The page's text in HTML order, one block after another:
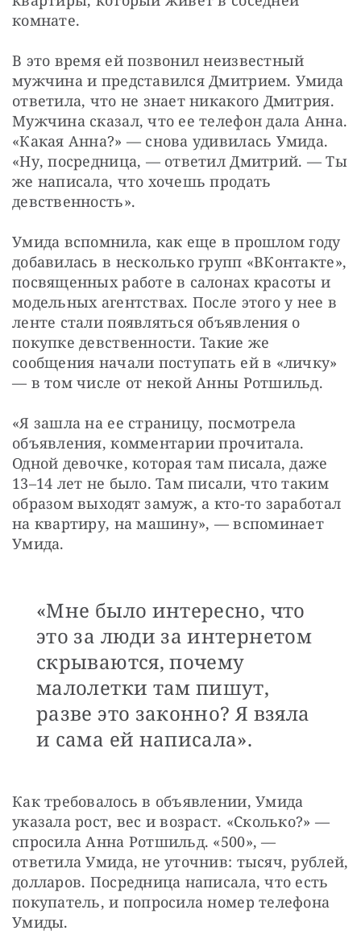
комнате.
В это время ей позвонил неизвестный
мужчина и представился Дмитрием. Умида
ответила, что не знает никакого Дмитрия.
Мужчина сказал, что ее телефон дала Анна.
«Какая Анна?» — снова удивилась Умида.
«Ну, посредница, — ответил Дмитрий. — Ты
же написала, что хочешь продать
девственность».
Умида вспомнила, как еще в прошлом году
добавилась в несколько групп «ВКонтакте»,
посвященных работе в салонах красоты и
модельных агентствах. После этого у нее в
ленте стали появляться объявления о
покупке девственности. Такие же
сообщения начали поступать ей в «личку»
— в том числе от некой Анны Ротшильд.
«Я зашла на ее страницу, посмотрела
объявления, комментарии прочитала.
Одной девочке, которая там писала, даже
13–14 лет не было. Там писали, что таким
образом выходят замуж, а кто-то заработал
на квартиру, на машину», — вспоминает
Умида.
«Мне было интересно, что
это за люди за интернетом
скрываются, почему
малолетки там пишут,
разве это законно? Я взяла
и сама ей написала».
Как требовалось в объявлении, Умида
указала рост, вес и возраст. «Сколько?» —
спросила Анна Ротшильд. «500», —
ответила Умида, не уточнив: тысяч, рублей,
долларов. Посредница написала, что есть
покупатель, и попросила номер телефона
Умиды.